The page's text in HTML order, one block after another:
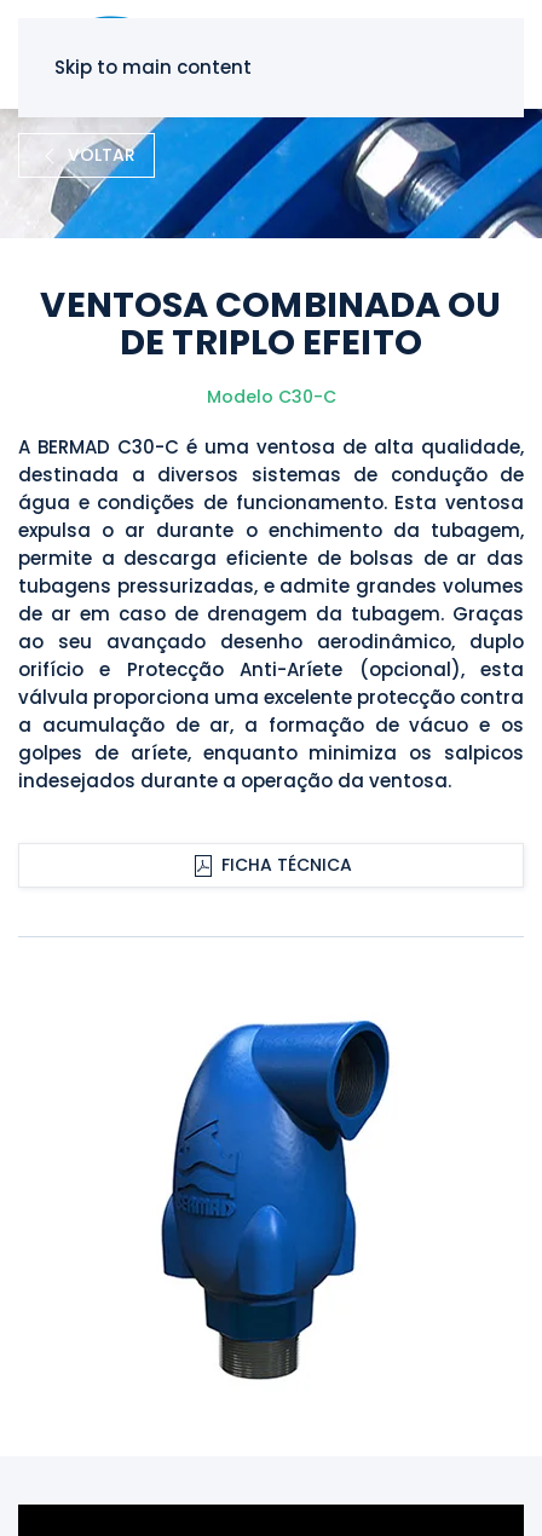
Skip to main content
VOLTAR
VENTOSA COMBINADA OU
DE TRIPLO EFEITO
Modelo C30-C
A BERMAD C30-C é uma ventosa de alta qualidade,
destinada a diversos sistemas de condução de
água e condições de funcionamento. Esta ventosa
expulsa o ar durante o enchimento da tubagem,
permite a descarga eficiente de bolsas de ar das
tubagens pressurizadas, e admite grandes volumes
de ar em caso de drenagem da tubagem. Graças
ao seu avançado desenho aerodinâmico, duplo
orifício e Protecção Anti-Aríete (opcional), esta
válvula proporciona uma excelente protecção contra
a acumulação de ar, a formação de vácuo e os
golpes de aríete, enquanto minimiza os salpicos
indesejados durante a operação da ventosa.
FICHA TÉCNICA